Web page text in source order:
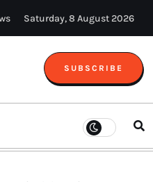
Saturday, 8 August 2026
SUBSCRIBE